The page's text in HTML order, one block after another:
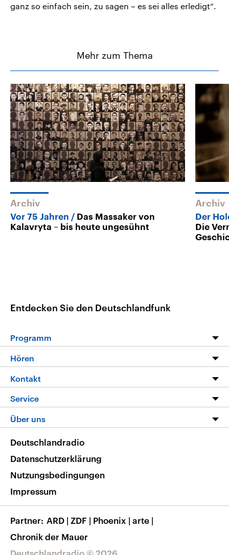
ganz so einfach sein, zu sagen – es sei alles erledigt“.
Mehr zum Thema
Archiv
Vor 75 Jahren
Das Massaker von
Kalavryta – bis heute ungesühnt
Archiv
Der
Die
Entdecken Sie den Deutschlandfunk
Programm
Die Nachrichten
Nachrichtenleicht
Neue Beiträge auf dlf.de
Hören
Livestream
Podcasts
Deutschlandfunk App
Nachrichten App
Frequenzen
Kontakt
Hörerservice
Service
FAQ
Veranstaltungen
Musikliste
RSS
Über uns
Barrierefreiheit
Deutschlandradio
Datenschutzerklärung
Nutzungsbedingungen
Impressum
Partner ARD | ZDF | Phoenix | arte |
Chronik der Mauer